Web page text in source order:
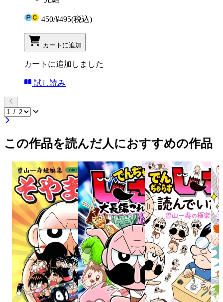
450/¥495(税込)
カートに追加
カートに追加しました
試し読み
この作品を読んだ人におすすめの作品